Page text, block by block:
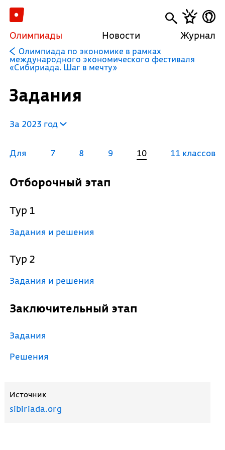
Олимпиады Новости Журнал
Олимпиада по экономике в рамках
международного экономического фестиваля
«Сибириада. Шаг в мечту»
Задания
За 2023 год
Для 7 8 9 10 11 классов
Отборочный этап
Тур 1
Задания и решения
Тур 2
Задания и решения
Заключительный этап
Задания
Решения
Источник
sibiriada.org